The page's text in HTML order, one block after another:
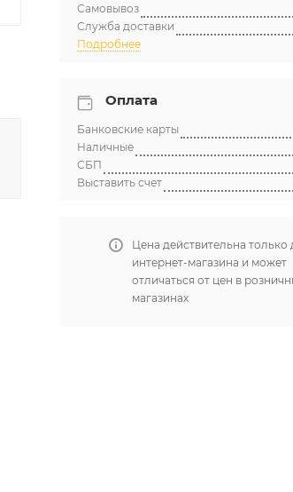
Самовывоз
Служба доставки
Подробнее
Оплата
Банковские карты
Наличные
СБП
Выставить счет
Цена действительна только
интернет-магазина и может
отличаться от цен в
магазинах